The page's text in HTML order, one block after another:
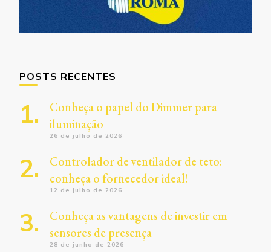
POSTS RECENTES
Conheça o papel do Dimmer para
iluminação
26 de julho de 2026
Controlador de ventilador de teto:
conheça o fornecedor ideal!
12 de julho de 2026
Conheça as vantagens de investir em
sensores de presença
28 de junho de 2026